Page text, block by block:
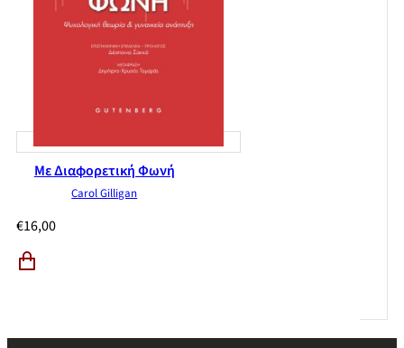
Με Διαφορετική Φωνή
Carol Gilligan
€16,00